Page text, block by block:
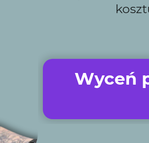
oraz współpracy na każdym
i spełnienie oczekiwań naszych
umowę, która szczegółowo
szczegółową koncepcję
która pozwala na zobaczenie
który uwzględnia
lokalni wykonawcy mogą
Wyceń